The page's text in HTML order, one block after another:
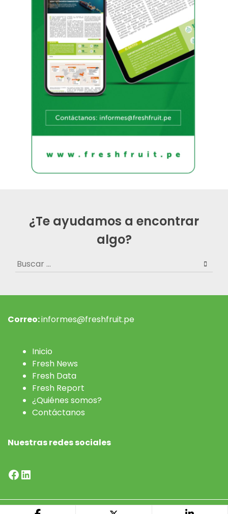
¿Te ayudamos a encontrar
algo?
Buscar:
Correo:informes@freshfruit.pe
Inicio
Fresh News
Fresh Data
Fresh Report
¿Quiénes somos?
Contáctanos
Nuestras redes sociales
Facebook
LinkedIn
Desarrollado por Preciso - Agencia de Contenidos